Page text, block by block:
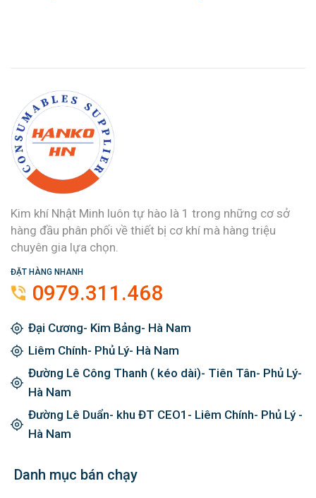
Kim khí Nhật Minh luôn tự hào là 1 trong những cơ sở
hàng đầu phân phối về thiết bị cơ khí mà hàng triệu
chuyên gia lựa chọn.
ĐẶT HÀNG NHANH
0979.311.468
Đại Cương- Kim Bảng- Hà Nam
Liêm Chính- Phủ Lý- Hà Nam
Đường Lê Công Thanh ( kéo dài)- Tiên Tân- Phủ Lý-
Hà Nam
Đường Lê Duẩn- khu ĐT CEO1- Liêm Chính- Phủ Lý -
Hà Nam
Danh mục bán chạy